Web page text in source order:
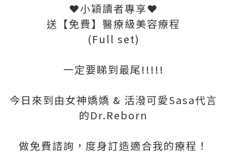
❤小穎讀者專享❤
送【免費】醫療級美容療程
(Full set)
一定要睇到最尾!!!!!
今日來到由女神嬌嬌 & 活潑可愛Sasa代言
的Dr.Reborn
做免費諮詢，度身訂造適合我的療程！